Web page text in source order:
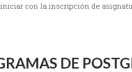
con la inscripción de
DE